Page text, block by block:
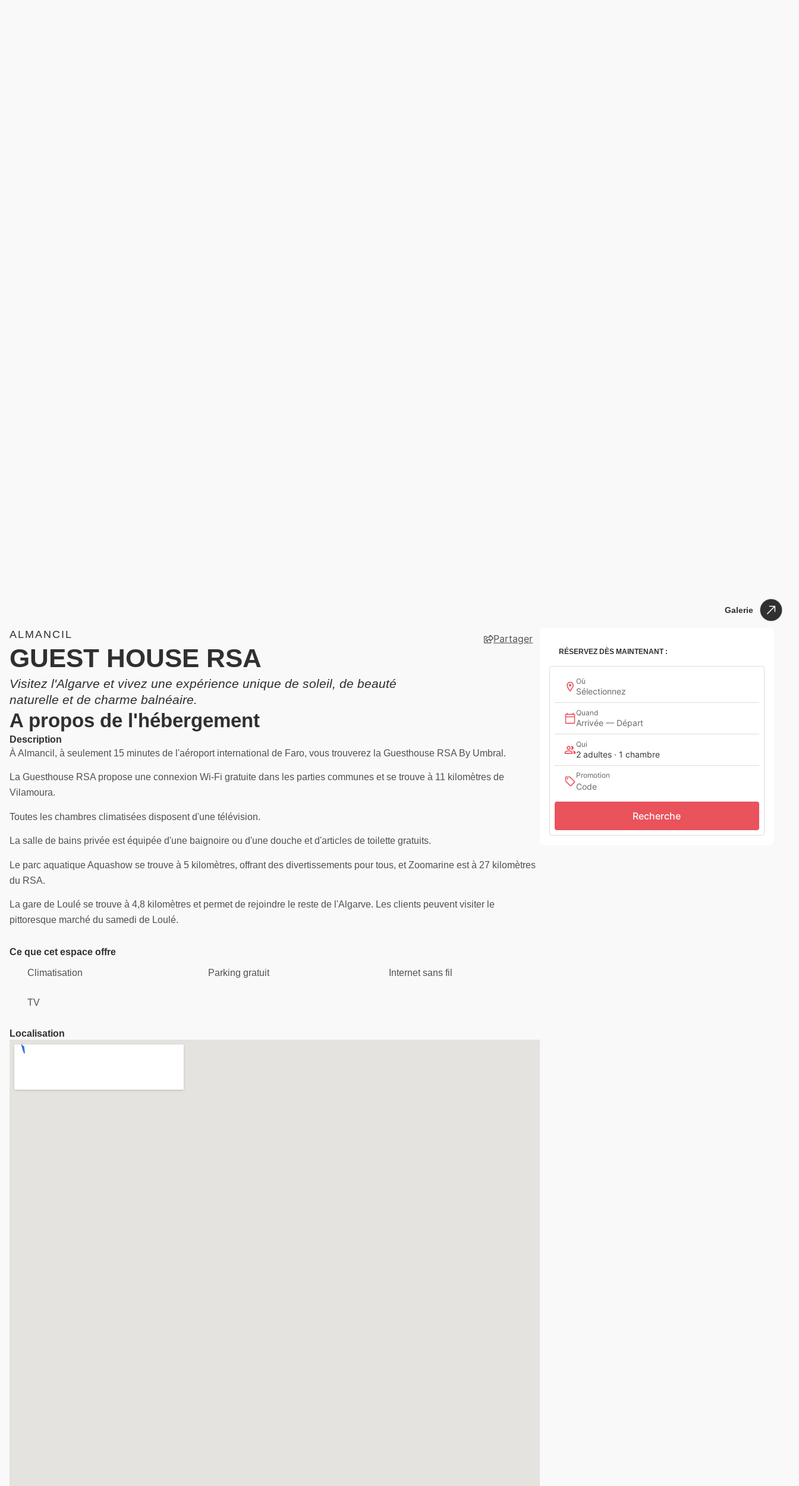
Galerie
ALMANCIL
GUEST HOUSE RSA
Visitez l'Algarve et vivez une expérience unique de soleil, de beauté
naturelle et de charme balnéaire.
Partager
A propos de l'hébergement
Description
À Almancil, à seulement 15 minutes de l'aéroport international de Faro, vous trouverez la Guesthouse RSA By Umbral.
La Guesthouse RSA propose une connexion Wi-Fi gratuite dans les parties communes et se trouve à 11 kilomètres de
Vilamoura.
Toutes les chambres climatisées disposent d'une télévision.
La salle de bains privée est équipée d'une baignoire ou d'une douche et d'articles de toilette gratuits.
Le parc aquatique Aquashow se trouve à 5 kilomètres, offrant des divertissements pour tous, et Zoomarine est à 27 kilomètres
du RSA.
La gare de Loulé se trouve à 4,8 kilomètres et permet de rejoindre le reste de l'Algarve. Les clients peuvent visiter le
pittoresque marché du samedi de Loulé.
Ce que cet espace offre
Climatisation Parking gratuit Internet sans fil
TV
Localisation
RÉSERVEZ DÈS MAINTENANT :
Où
Sélectionnez
Quand
Arrivée — Départ
Qui
2 adultes · 1 chambre
Promotion
Recherche